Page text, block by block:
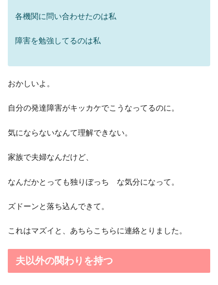
各機関に問い合わせたのは私
障害を勉強してるのは私
おかしいよ。
自分の発達障害がキッカケでこうなってるのに。
気にならないなんて理解できない。
家族で夫婦なんだけど、
なんだかとっても独りぼっち な気分になって。
ズドーンと落ち込んできて。
これはマズイと、あちらこちらに連絡とりました。
夫以外の関わりを持つ